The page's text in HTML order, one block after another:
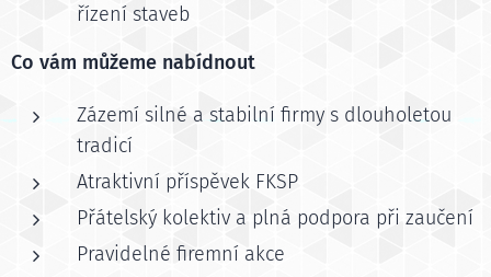
řízení staveb
Co vám můžeme nabídnout
Zázemí silné a stabilní firmy s dlouholetou
tradicí
Atraktivní příspěvek FKSP
Přátelský kolektiv a plná podpora při zaučení
Pravidelné firemní akce